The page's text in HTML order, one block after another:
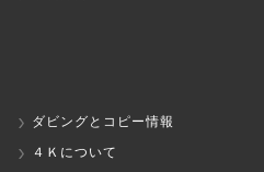
ダビングとコピー情報
４Ｋについて